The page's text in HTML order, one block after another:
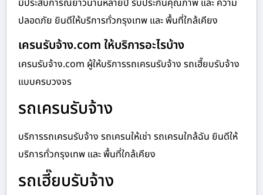
มีประสบการณ์ยาวนานหลายปี รับประกันคุณภาพ และ ความ
ปลอดภัย ยินดีให้บริการทั่วกรุงเทพ และ พื้นที่ใกล้เคียง
เครนรับจ้าง.com ให้บริการอะไรบ้าง
เครนรับจ้าง.com ผู้ให้บริการรถเครนรับจ้าง รถเฮี๊ยบรับจ้าง
แบบครบวงจร
รถเครนรับจ้าง
บริการรถเครนรับจ้าง รถเครนให้เช่า รถเครนใกล้ฉัน ยินดีให้
บริการทั่วกรุงเทพ และ พื้นที่ใกล้เคียง
รถเฮี๊ยบรับจ้าง